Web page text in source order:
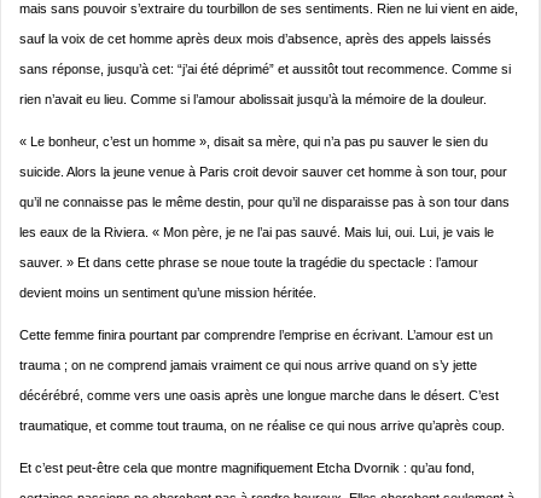
mais sans pouvoir s’extraire du tourbillon de ses sentiments. Rien ne lui vient en aide,
sauf la voix de cet homme après deux mois d’absence, après des appels laissés
sans réponse, jusqu’à cet: “j’ai été déprimé” et aussitôt tout recommence. Comme si
rien n’avait eu lieu. Comme si l’amour abolissait jusqu’à la mémoire de la douleur.
« Le bonheur, c’est un homme », disait sa mère, qui n’a pas pu sauver le sien du
suicide. Alors la jeune venue à Paris croit devoir sauver cet homme à son tour, pour
qu’il ne connaisse pas le même destin, pour qu’il ne disparaisse pas à son tour dans
les eaux de la Riviera. « Mon père, je ne l’ai pas sauvé. Mais lui, oui. Lui, je vais le
sauver. » Et dans cette phrase se noue toute la tragédie du spectacle : l’amour
devient moins un sentiment qu’une mission héritée.
Cette femme finira pourtant par comprendre l’emprise en écrivant. L’amour est un
trauma ; on ne comprend jamais vraiment ce qui nous arrive quand on s’y jette
décérébré, comme vers une oasis après une longue marche dans le désert. C’est
traumatique, et comme tout trauma, on ne réalise ce qui nous arrive qu’après coup.
Et c’est peut-être cela que montre magnifiquement Etcha Dvornik : qu’au fond,